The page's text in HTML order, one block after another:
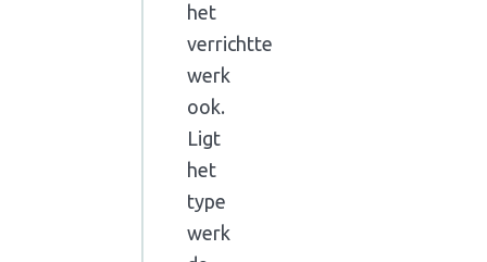
het
verrichtte
werk
ook.
Ligt
het
type
werk